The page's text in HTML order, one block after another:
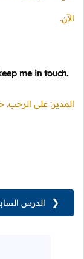
الآن.
me in touch.
المدير: على
❮ الدرس